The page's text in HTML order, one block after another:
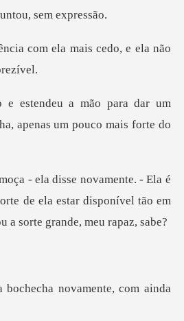
om ela mais cedo, e ela não
ra dar um
apena
de ela estar disponível tão e
bochecha novamente,